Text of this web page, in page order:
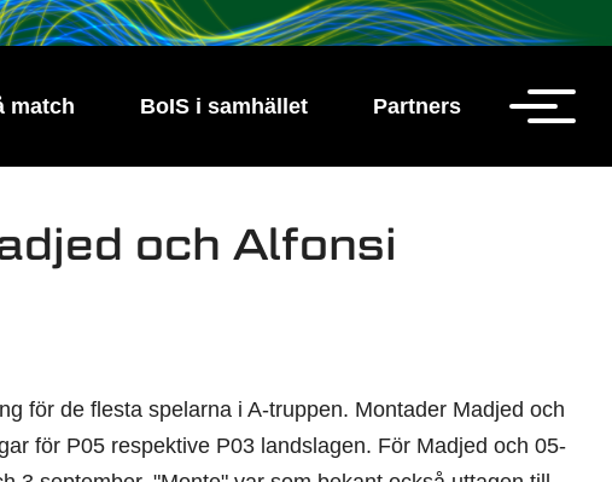
match BoIS i samhället Partners
och Alfonsi
för de flesta spelarna i A-truppen. Montader Madjed och
för P05 respektive P03 landslagen. För Madjed och 05-